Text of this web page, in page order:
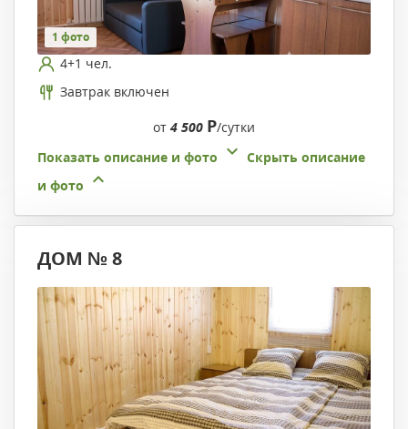
1 фото
4+1 чел.
Завтрак включен
от 4 500 Р/сутки
Показать описание и фото
Скрыть описание
и фото
ДОМ № 8